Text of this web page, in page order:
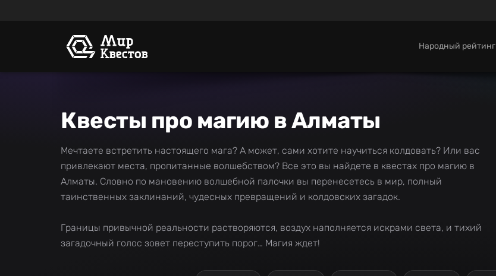
Народный рейтинг
Квесты про магию в Алматы
Мечтаете встретить настоящего мага? А может, сами хотите научиться колдовать? Или вас
привлекают места, пропитанные волшебством? Все это вы найдете в квестах про магию в
Алматы. Словно по мановению волшебной палочки вы перенесетесь в мир, полный
таинственных заклинаний, чудесных превращений и колдовских загадок.
Границы привычной реальности растворяются, воздух наполняется искрами света, и тихий
загадочный голос зовет переступить порог… Магия ждет!